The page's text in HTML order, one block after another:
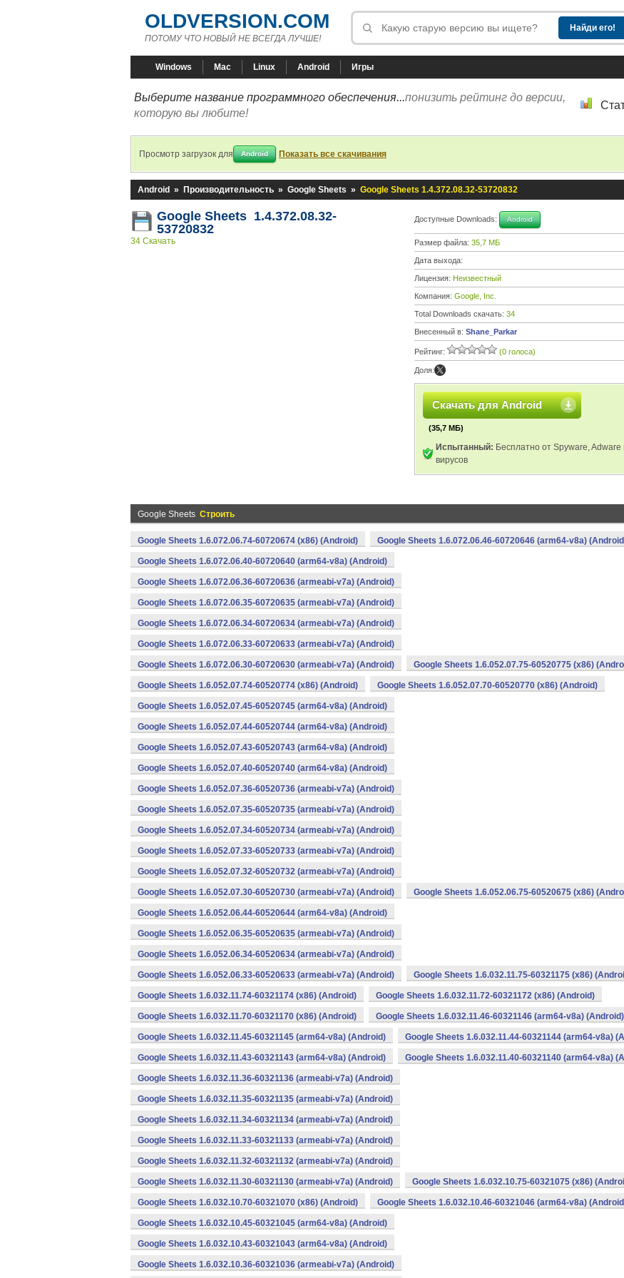
OLDVERSION.COM
ПОТОМУ ЧТО НОВЫЙ НЕ ВСЕГДА ЛУЧШЕ!
Windows Mac Linux Android Игры
Выберите название программного обеспечения...понизить рейтинг до версии,
которую вы любите!
Просмотр загрузок для Android Показать все скачивания
Android » Производительность » Google Sheets » Google Sheets 1.4.372.08.32-53720832
Google Sheets 1.4.372.08.32-
53720832
34 Скачать
Доступные Downloads: Android
Размер файла: 35,7 МБ
Дата выхода:
Лицензия: Неизвестный
Компания: Google, Inc.
Total Downloads скачать: 34
Внесенный в: Shane_Parkar
Рейтинг: (0 голоса)
Доля:
Скачать для Android
(35,7 МБ)
Испытанный: Бесплатно от Spyware, Adware
вирусов
Google Sheets Строить
Google Sheets 1.6.072.06.74-60720674 (x86) (Android) Google Sheets 1.6.072.06.46-60720646 (arm64-v8a)
Google Sheets 1.6.072.06.40-60720640 (arm64-v8a) (Android)
Google Sheets 1.6.072.06.36-60720636 (armeabi-v7a) (Android)
Google Sheets 1.6.072.06.35-60720635 (armeabi-v7a) (Android)
Google Sheets 1.6.072.06.34-60720634 (armeabi-v7a) (Android)
Google Sheets 1.6.072.06.33-60720633 (armeabi-v7a) (Android)
Google Sheets 1.6.072.06.30-60720630 (armeabi-v7a) (Android) Google Sheets 1.6.052.07.75-60520775 (x86)
Google Sheets 1.6.052.07.74-60520774 (x86) (Android) Google Sheets 1.6.052.07.70-60520770 (x86) (Android)
Google Sheets 1.6.052.07.45-60520745 (arm64-v8a) (Android)
Google Sheets 1.6.052.07.44-60520744 (arm64-v8a) (Android)
Google Sheets 1.6.052.07.43-60520743 (arm64-v8a) (Android)
Google Sheets 1.6.052.07.40-60520740 (arm64-v8a) (Android)
Google Sheets 1.6.052.07.36-60520736 (armeabi-v7a) (Android)
Google Sheets 1.6.052.07.35-60520735 (armeabi-v7a) (Android)
Google Sheets 1.6.052.07.34-60520734 (armeabi-v7a) (Android)
Google Sheets 1.6.052.07.33-60520733 (armeabi-v7a) (Android)
Google Sheets 1.6.052.07.32-60520732 (armeabi-v7a) (Android)
Google Sheets 1.6.052.07.30-60520730 (armeabi-v7a) (Android) Google Sheets 1.6.052.06.75-60520675 (x86)
Google Sheets 1.6.052.06.44-60520644 (arm64-v8a) (Android)
Google Sheets 1.6.052.06.35-60520635 (armeabi-v7a) (Android)
Google Sheets 1.6.052.06.34-60520634 (armeabi-v7a) (Android)
Google Sheets 1.6.052.06.33-60520633 (armeabi-v7a) (Android) Google Sheets 1.6.032.11.75-60321175 (x86)
Google Sheets 1.6.032.11.74-60321174 (x86) (Android) Google Sheets 1.6.032.11.72-60321172 (x86) (Android)
Google Sheets 1.6.032.11.70-60321170 (x86) (Android) Google Sheets 1.6.032.11.46-60321146 (arm64-v8a) (Android)
Google Sheets 1.6.032.11.45-60321145 (arm64-v8a) (Android) Google Sheets 1.6.032.11.44-60321144 (arm64-v8a)
Google Sheets 1.6.032.11.43-60321143 (arm64-v8a) (Android) Google Sheets 1.6.032.11.40-60321140 (arm64-v8a)
Google Sheets 1.6.032.11.36-60321136 (armeabi-v7a) (Android)
Google Sheets 1.6.032.11.35-60321135 (armeabi-v7a) (Android)
Google Sheets 1.6.032.11.34-60321134 (armeabi-v7a) (Android)
Google Sheets 1.6.032.11.33-60321133 (armeabi-v7a) (Android)
Google Sheets 1.6.032.11.32-60321132 (armeabi-v7a) (Android)
Google Sheets 1.6.032.11.30-60321130 (armeabi-v7a) (Android) Google Sheets 1.6.032.10.75-60321075 (x86)
Google Sheets 1.6.032.10.70-60321070 (x86) (Android) Google Sheets 1.6.032.10.46-60321046 (arm64-v8a)
Google Sheets 1.6.032.10.45-60321045 (arm64-v8a) (Android)
Google Sheets 1.6.032.10.43-60321043 (arm64-v8a) (Android)
Google Sheets 1.6.032.10.36-60321036 (armeabi-v7a) (Android)